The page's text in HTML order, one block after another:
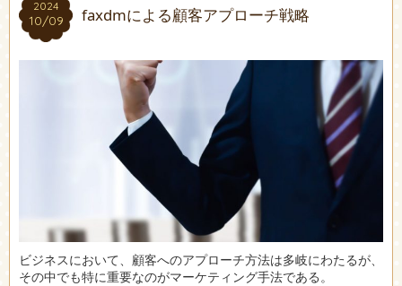
2024
10/09
2024
10/09 faxdmによる顧客アプローチ戦略
ビジネスにおいて、顧客へのアプローチ方法は多岐にわたるが、
その中でも特に重要なのがマーケティング手法である。